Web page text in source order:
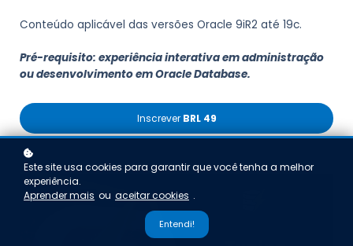
Conteúdo aplicável das versões Oracle 9iR2 até 19c.
Pré-requisito: experiência interativa em administração
ou desenvolvimento em Oracle Database.
Inscrever BRL 49
Este site usa cookies para garantir que você tenha a melhor
experiência.
Aprender mais ou aceitar cookies .
Entendi!